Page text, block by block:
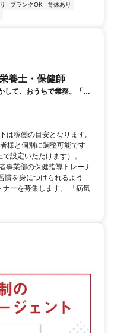
ブランクOK
育休あり
養士・保健師
して、おうちで業務。「も
！「平日の日中だけ」「夕
わせた時間調整が可能で
だけ手応えのある収入
クを始めませんか？
稼働の目安となります。
様と個別に調整可能です
設定いただけます）。 ...
事業部の保健指導トレーナ
慣を身につけられるよう
ナーを募集します。 「病気